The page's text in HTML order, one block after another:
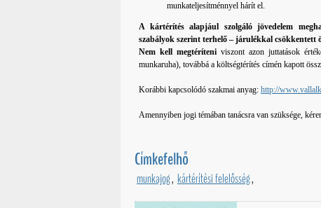
munkateljesítménnyel hárít el.
A kártérítés alapjául szolgáló jövedelem
szabályok szerint terhelő – járulékkal csökkentett
Nem kell megtéríteni viszont azon juttatások
munkaruha), továbbá a költségtérítés címén kapott
Korábbi kapcsolódó szakmai anyag:http://
Amennyiben jogi témában tanácsra van szüksége,
Címkefelhő
munkajog, kártérítési felelősség,